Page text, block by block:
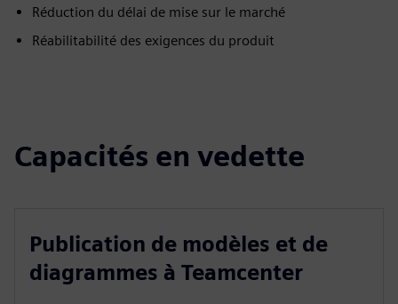
Réduction du délai de mise sur le marché
Réabilitabilité des exigences du produit
Capacités en vedette
Publication de modèles et de
diagrammes à Teamcenter